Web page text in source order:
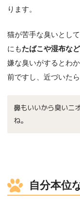
ります。
猫が苦手な臭いとし
にもたばこや湿布な
嫌な臭いがするとわ
前ですし、近づいた
鼻もいいから臭いニ
ね。
自分本位